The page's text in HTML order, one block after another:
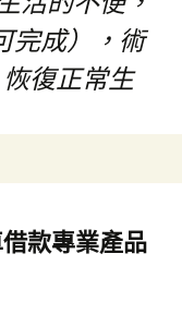
完成），術
復正常生
字:
款專業產品